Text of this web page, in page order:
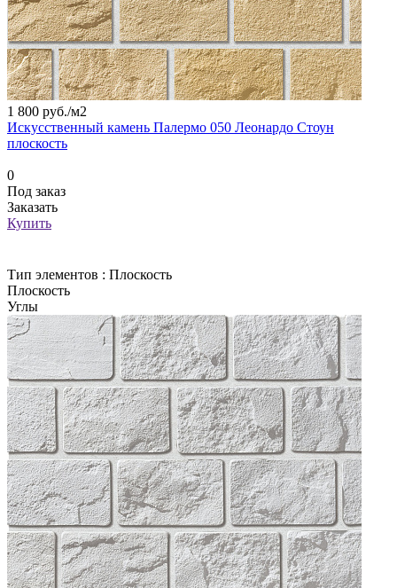
1 800 руб./м2
Искусственный камень Палермо 050 Леонардо Стоун
плоскость
0
Под заказ
Заказать
Купить
Тип элементов : Плоскость
Плоскость
Углы